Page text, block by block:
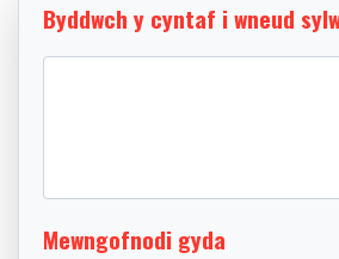
Byddwch y cyntaf i wneud
Mewngofnodi gyda